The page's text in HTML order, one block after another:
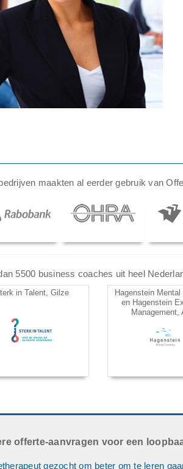
maakten al eerder gebruik van
5500 business coaches uit heel
in Talent, Gilze
Hagenstein Mental
en Hagenstein
Management,
offerte-aanvragen voor een
gezocht om beter om te leren